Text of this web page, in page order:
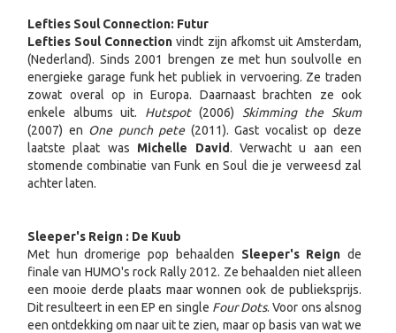
Lefties Soul Connection: Futur
Lefties Soul Connection vindt zijn afkomst uit Amsterdam,
(Nederland). Sinds 2001 brengen ze met hun soulvolle en
energieke garage funk het publiek in vervoering. Ze traden
zowat overal op in Europa. Daarnaast brachten ze ook
enkele albums uit. Hutspot(2006) Skimming the Skum
(2007) en One punch pete(2011). Gast vocalist op deze
laatste plaat was Michelle David. Verwacht u aan een
stomende combinatie van Funk en Soul die je verweesd zal
achter laten.
Sleeper's Reign : De Kuub
Met hun dromerige pop behaalden Sleeper's Reign de
finale van HUMO's rock Rally 2012. Ze behaalden niet alleen
een mooie derde plaats maar wonnen ook de publieksprijs.
Dit resulteert in een EP en single Four Dots. Voor ons alsnog
een ontdekking om naar uit te zien, maar op basis van wat we